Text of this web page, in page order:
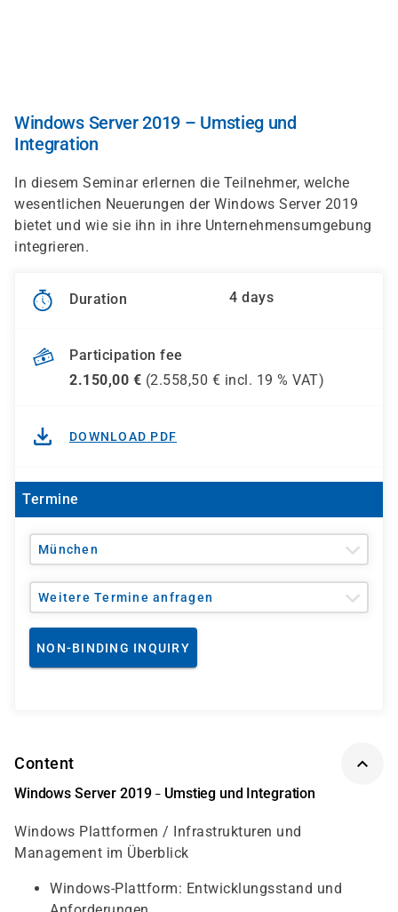
Windows Server 2019 – Umstieg und
Integration
In diesem Seminar erlernen die Teilnehmer, welche
wesentlichen Neuerungen der Windows Server 2019
bietet und wie sie ihn in ihre Unternehmensumgebung
integrieren.
Duration 4 days
Participation fee
2.150,00 € (2.558,50 € incl. 19 % VAT)
DOWNLOAD PDF
Termine
München
Weitere Termine anfragen
NON-BINDING INQUIRY
Content
Windows Server 2019 – Umstieg und Integration
Windows Plattformen / Infrastrukturen und
Management im Überblick
Windows-Plattform: Entwicklungsstand und